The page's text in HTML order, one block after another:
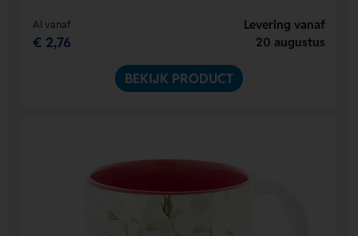
Al vanaf
€ 2,76
Levering vanaf
20 augustus
BEKIJK PRODUCT